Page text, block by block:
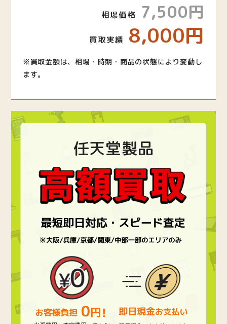
相場価格 7,500円
買取実績 8,000円
※買取金額は、相場・時期・商品の状態により変動し
ます。
任天堂製品